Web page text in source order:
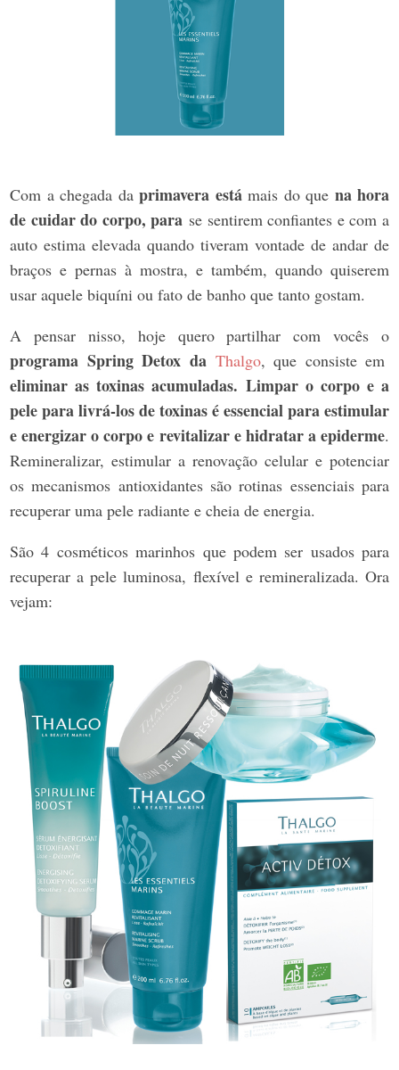
Com a chegada daprimavera estámais do que na hora
de cuidar do corpo, para se sentirem confiantes e com a
auto estima elevada quando tiveram vontade de andar de
braços e pernas à mostra, e também, quando quiserem
usar aquele biquíni ou fato de banho que tanto gostam.
A pensar nisso, hoje quero partilhar com vocês o
programa Spring Detox da Thalgo, que consiste em
eliminar as toxinas acumuladas. Limpar o corpo e a
pele para livrá-los de toxinas é essencial para estimular
e energizar o corpo e revitalizar e hidratar a epiderme.
Remineralizar, estimular a renovação celular e potenciar
os mecanismos antioxidantes são rotinas essenciais para
recuperar uma pele radiante e cheia de energia.
São 4 cosméticos marinhos que podem ser usados para
recuperar a pele luminosa, flexível e remineralizada. Ora
vejam: